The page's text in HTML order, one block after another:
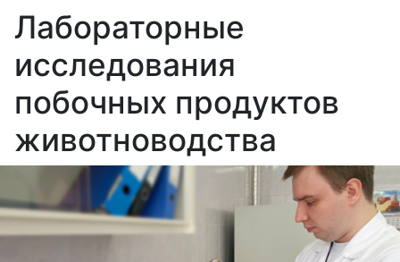
Лабораторные
исследования
побочных продуктов
животноводства